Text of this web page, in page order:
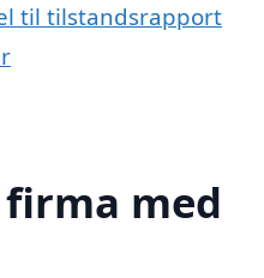
til tilstandsrapport
med